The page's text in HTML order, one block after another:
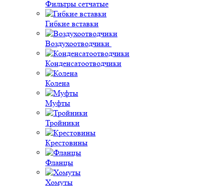
Фильтры сетчатые
Гибкие вставки
Воздухоотводчики
Конденсатоотводчики
Колена
Муфты
Тройники
Крестовины
Фланцы
Хомуты